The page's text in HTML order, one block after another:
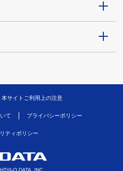
本サイトご利用上の注意
て プライバシーポリシー
ティポリシー
O DATA, INC.